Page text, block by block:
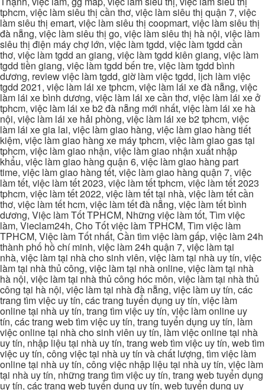
tphcm, việc làm siêu thị cần thơ, việc làm siêu thị quận 7, việc
làm siêu thị emart, việc làm siêu thị coopmart, việc làm siêu thị
đà nẵng, việc làm siêu thị go, việc làm siêu thị hà nội, việc làm
siêu thị điện máy chợ lớn, việc làm tgdd, việc làm tgdd cần
thơ, việc làm tgdd an giang, việc làm tgdd kiên giang, việc làm
tgdd tiền giang, việc làm tgdd bến tre, việc làm tgdd bình
dương, review việc làm tgdd, giờ làm việc tgdd, lịch làm việc
tgdd 2021, việc làm lái xe tphcm, việc làm lái xe đà nẵng, việc
làm lái xe bình dương, việc làm lái xe cần thơ, việc làm lái xe ở
tphcm, việc làm lái xe b2 đà nẵng mới nhất, việc làm lái xe hà
nội, việc làm lái xe hải phòng, việc làm lái xe b2 tphcm, việc
làm lái xe gia lai, việc làm giao hàng, việc làm giao hàng tiết
kiệm, việc làm giao hàng xe máy tphcm, việc làm giao gas tại
tphcm, việc làm giao nhận, việc làm giao nhận xuất nhập
khẩu, việc làm giao hàng quận 6, việc làm giao hàng part
time, việc làm giao hàng tết, việc làm giao hàng quận 7, việc
làm tết, việc làm tết 2023, việc làm tết tphcm, việc làm tết 2023
tphcm, việc làm tết 2022, việc làm tết tại nhà, việc làm tết cần
thơ, việc làm tết hcm, việc làm tết đà nẵng, việc làm tết bình
dương, Việc làm Tốt TPHCM, Những việc làm tốt, Tìm việc
làm, Vieclam24h, Cho Tốt việc làm TPHCM, Tìm việc làm
TPHCM, Việc làm Tốt nhất, Cần tìm việc làm gấp, việc làm 24h
thành phố hồ chí minh, việc làm 24h quận 7, việc làm tại
nhà, việc làm tại nhà cho sinh viên, việc làm tại nhà uy tín, việc
làm tại nhà thủ công, việc làm tại nhà online, việc làm tại nhà
hà nội, việc làm tại nhà thủ công hóc môn, việc làm tại nhà thủ
công tại hà nội, việc làm tại nhà đà nẵng, việc làm uy tín, các
trang tìm việc uy tín, các trang tuyển dụng uy tín, việc làm
online tại nhà uy tín, trang tìm việc uy tín, việc làm online uy
tín, các trang web tìm việc uy tín, trang tuyển dụng uy tín, làm
việc online tại nhà cho sinh viên uy tín, làm việc online tại nhà
uy tín, nhập liệu tại nhà uy tín, trang web tìm việc uy tín, web tìm
việc uy tín, công việc tại nhà uy tín và chất lượng, tìm việc làm
online tại nhà uy tín, công việc nhập liệu tại nhà uy tín, việc làm
tại nhà uy tín, những trang tìm việc uy tín, trang web tuyển dụng
uy tín, các trang web tuyển dụng uy tín, web tuyển dụng uy